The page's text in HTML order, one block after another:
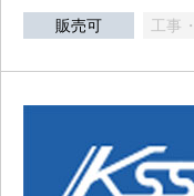
販売可 工事